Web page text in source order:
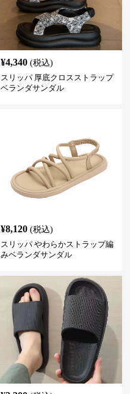
¥4,340 (税込)
スリッパ 厚底クロスストラップ
ベランダサンダル
¥8,120 (税込)
スリッパ やわらかストラップ編
みベランダサンダル